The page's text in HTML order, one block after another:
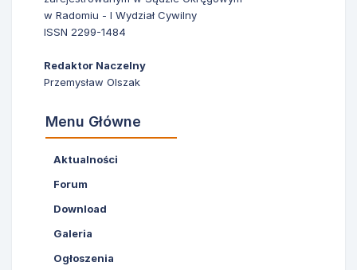
w Radomiu - I Wydział Cywilny
ISSN 2299-1484
Redaktor Naczelny
Przemysław Olszak
Menu Główne
Aktualności
Forum
Download
Galeria
Ogłoszenia